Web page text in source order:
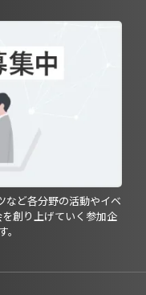
など各分野の活動やイベ
創り上げていく参加企